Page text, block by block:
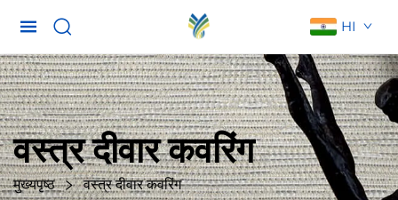
HI
वस्त्र दीवार कवरिंग
मुख्यपृष्ठ वस्त्र दीवार कवरिंग